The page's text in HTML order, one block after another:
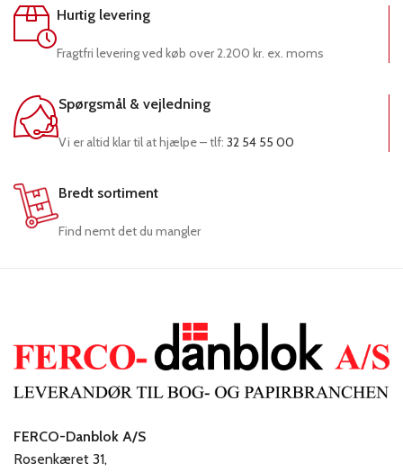
Hurtig levering
Fragtfri levering ved køb over 2.200 kr. ex. moms
Spørgsmål & vejledning
Vi er altid klar til at hjælpe – tlf: 32 54 55 00
Bredt sortiment
Find nemt det du mangler
FERCO-Danblok A/S
Rosenkæret 31,